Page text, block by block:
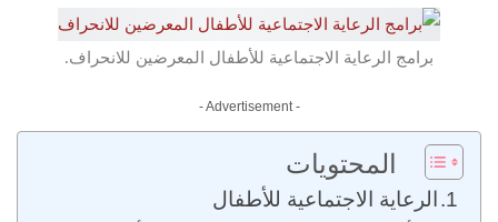
برامج الرعاية الاجتماعية للأطفال المعرضين للانحراف.
- Advertisement -
المحتويات
الرعاية الاجتماعية للأطفال